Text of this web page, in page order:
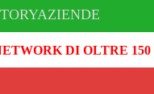
DI OLTRE